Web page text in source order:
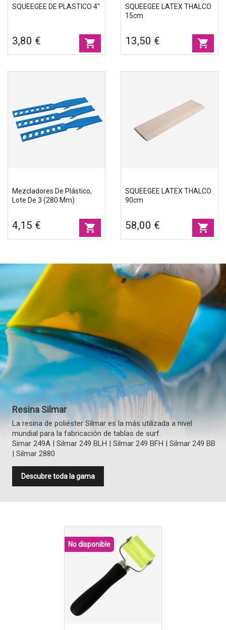
SQUEEGEE DE PLASTICO 4''
3,80 € shopping_cart
SQUEEGEE LATEX THALCO
15cm
13,50 € shopping_cart
Mezcladores De Plástico,
Lote De 3 (280 Mm)
4,15 € shopping_cart
SQUEEGEE LATEX THALCO
90cm
58,00 € shopping_cart
Resina Silmar
La resina de poliéster Silmar es la más utilizada a nivel
mundial para la fabricación de tablas de surf.
Simar 249A | Silmar 249 BLH | Silmar 249 BFH | Silmar 249 BB
| Silmar 2880
Descubre toda la gama
No disponible